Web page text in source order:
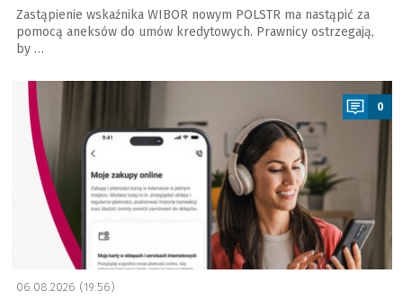
Zastąpienie wskaźnika WIBOR nowym POLSTR ma nastąpić za
pomocą aneksów do umów kredytowych. Prawnicy ostrzegają,
by …
0
06.08.2026 (19:56)